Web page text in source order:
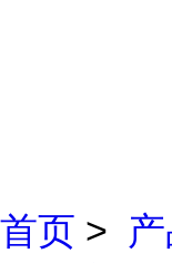
首页 >